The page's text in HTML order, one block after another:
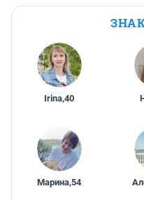
Irina,40
Марина,54